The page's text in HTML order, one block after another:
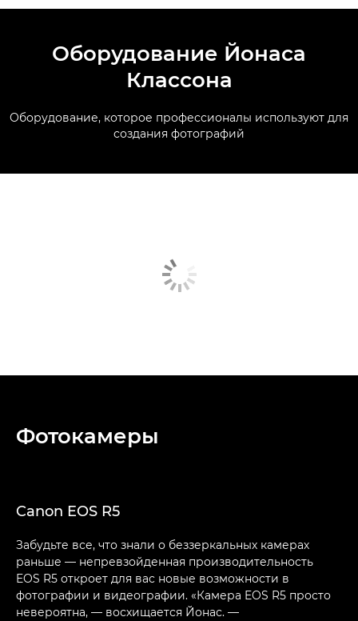
Оборудование Йонаса
Классона
Оборудование, которое профессионалы используют для
создания фотографий
Фотокамеры
Canon EOS R5
Забудьте все, что знали о беззеркальных камерах
раньше — непревзойденная производительность
EOS R5 откроет для вас новые возможности в
фотографии и видеографии. «Камера EOS R5 просто
невероятна, — восхищается Йонас. —